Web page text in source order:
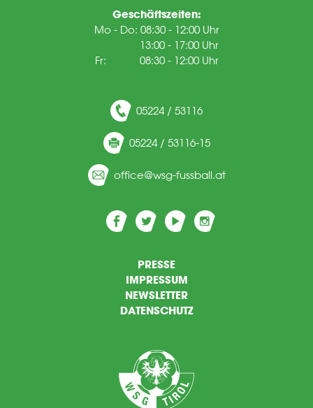
Geschäftszeiten:
Mo - Do: 08:30 - 12:00 Uhr
13:00 - 17:00 Uhr
Fr: 08:30 - 12:00 Uhr
05224 / 53116
05224 / 53116-15
ffc wsg-f ssb ll t
PRESSE
IMPRESSUM
NEWSLETTER
DATENSCHUTZ